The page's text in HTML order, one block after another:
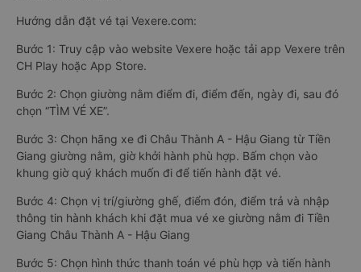
Hướng dẫn đặt vé tại Vexere.com:
Bước 1: Truy cập vào website Vexere hoặc tải app Vexere trên
CH Play hoặc App Store.
Bước 2: Chọn giường nằm điểm đi, điểm đến, ngày đi, sau đó
chọn “TÌM VÉ XE”.
Bước 3: Chọn hãng xe đi Châu Thành A - Hậu Giang từ Tiền
Giang giường nằm, giờ khởi hành phù hợp. Bấm chọn vào
khung giờ quý khách muốn đi để tiến hành đặt vé.
Bước 4: Chọn vị trí/giường ghế, điểm đón, điểm trả và nhập
thông tin hành khách khi đặt mua vé xe giường nằm đi Tiền
Giang Châu Thành A - Hậu Giang
Bước 5: Chọn hình thức thanh toán vé phù hợp và tiến hành